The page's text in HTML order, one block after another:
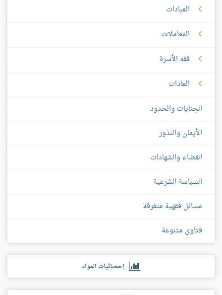
العبادات
المعاملات
فقه الأسرة
العادات
الجنايات والحدود
الأيمان والنذور
القضاء والشهادات
السياسة الشرعية
مسائل فقهية متفرقة
فتاوى متنوعة
إحصائيات المواد